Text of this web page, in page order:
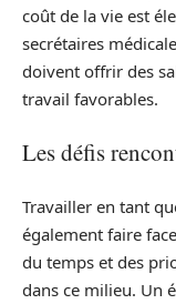
coût de la vie est
secrétaires
doivent offrir des
travail favorables.
Les défis
Travailler en tant
également faire
du temps et des
dans ce milieu. Un